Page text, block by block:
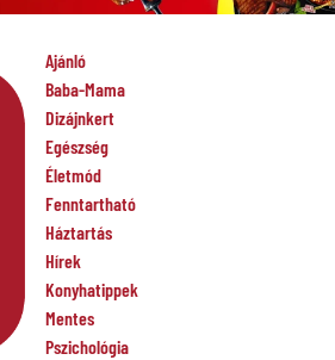
Ajánló
Baba-Mama
Dizájnkert
Egészség
Életmód
Fenntartható
Háztartás
Hírek
Konyhatippek
Mentes
Pszichológia